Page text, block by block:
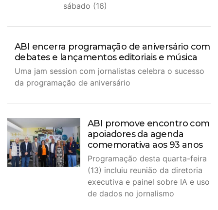
sábado (16)
ABI encerra programação de aniversário com
debates e lançamentos editoriais e música
Uma jam session com jornalistas celebra o sucesso
da programação de aniversário
ABI promove encontro com
apoiadores da agenda
comemorativa aos 93 anos
Programação desta quarta-feira
(13) incluiu reunião da diretoria
executiva e painel sobre IA e uso
de dados no jornalismo